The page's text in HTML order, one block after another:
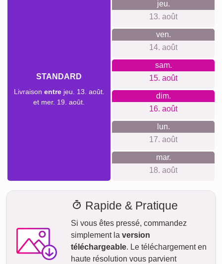
STANDARD
Livraison entrejeu. 13. août.
et mer. 19. août.
jeu.
13. août
ven.
14. août
sam.
15. août
dim.
16. août
lun.
17. août
mar.
18. août
Rapide & Pratique
Si vous êtes pressé, commandez
simplement la version
téléchargeable. Le téléchargement en
haute résolution vous parvient